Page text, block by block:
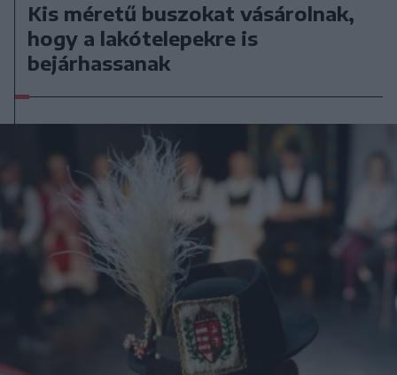
Kis méretű buszokat vásárolnak,
hogy a lakótelepekre is
bejárhassanak